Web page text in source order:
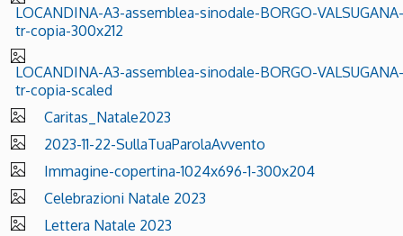
LOCANDINA-A3-assemblea-sinodale-BORGO-VALSUGANA-
tr-copia-300x212
LOCANDINA-A3-assemblea-sinodale-BORGO-VALSUGANA-
tr-copia-scaled
Caritas_Natale2023
2023-11-22-SullaTuaParolaAvvento
Immagine-copertina-1024x696-1-300x204
Celebrazioni Natale 2023
Lettera Natale 2023